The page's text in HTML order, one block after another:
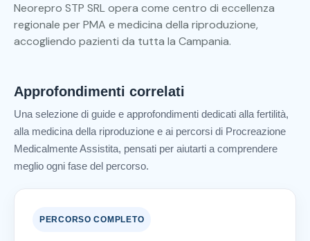
Neorepro STP SRL opera come centro di eccellenza
regionale per PMA e medicina della riproduzione,
accogliendo pazienti da tutta la Campania.
Approfondimenti correlati
Una selezione di guide e approfondimenti dedicati alla fertilità,
alla medicina della riproduzione e ai percorsi di Procreazione
Medicalmente Assistita, pensati per aiutarti a comprendere
meglio ogni fase del percorso.
PERCORSO COMPLETO